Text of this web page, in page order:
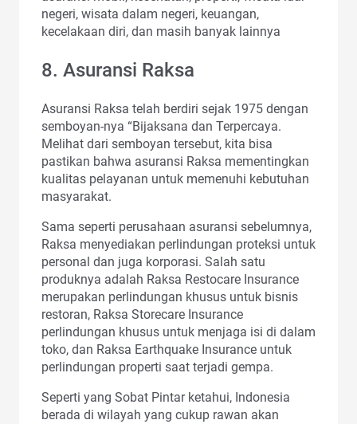
negeri, wisata dalam negeri, keuangan,
kecelakaan diri, dan masih banyak lainnya
8. Asuransi Raksa
Asuransi Raksa telah berdiri sejak 1975 dengan
semboyan-nya “Bijaksana dan Terpercaya.
Melihat dari semboyan tersebut, kita bisa
pastikan bahwa asuransi Raksa mementingkan
kualitas pelayanan untuk memenuhi kebutuhan
masyarakat.
Sama seperti perusahaan asuransi sebelumnya,
Raksa menyediakan perlindungan proteksi untuk
personal dan juga korporasi. Salah satu
produknya adalah Raksa Restocare Insurance
merupakan perlindungan khusus untuk bisnis
restoran, Raksa Storecare Insurance
perlindungan khusus untuk menjaga isi di dalam
toko, dan Raksa Earthquake Insurance untuk
perlindungan properti saat terjadi gempa.
Seperti yang Sobat Pintar ketahui, Indonesia
berada di wilayah yang cukup rawan akan